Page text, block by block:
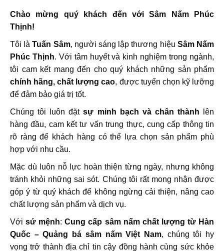
Chào mừng quý khách đến với Sâm Nấm Phúc
Thịnh!
Tôi làTuấn Sâm, người sáng lập thương hiệu Sâm Nấm
Phúc Thịnh. Với tâm huyết và kinh nghiệm trong ngành,
tôi cam kết mang đến cho quý khách những sản phẩm
chính hãng, chất lượng cao, được tuyển chọn kỹ lưỡng
để đảm bảo giá trị tốt.
Chúng tôi luôn đặtsự minh bạch và chân thành lên
hàng đầu, cam kết tư vấn trung thực, cung cấp thông tin
rõ ràng để khách hàng có thể lựa chọn sản phẩm phù
hợp với nhu cầu.
Mặc dù luôn nỗ lực hoàn thiện từng ngày, nhưng không
tránh khỏi những sai sót. Chúng tôi rất mong nhận được
góp ý từ quý khách để không ngừng cải thiện, nâng cao
chất lượng sản phẩm và dịch vụ.
Vớisứ mệnh:Cung cấp sâm nấm chất lượng từ Hàn
Quốc – Quảng bá sâm nấm Việt Nam, chúng tôi hy
vọng trở thành địa chỉ tin cậy đồng hành cùng sức khỏe